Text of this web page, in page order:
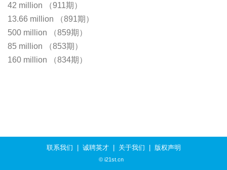
42 million （911期）
13.66 million （891期）
500 million （859期）
85 million （853期）
160 million （834期）
联系我们 诚聘英才| 关于我们 版权声明
© i21st.cn